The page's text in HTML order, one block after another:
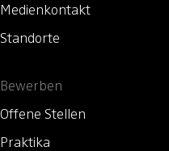
Medienkontakt
Standorte
Bewerben
Offene Stellen
Praktika